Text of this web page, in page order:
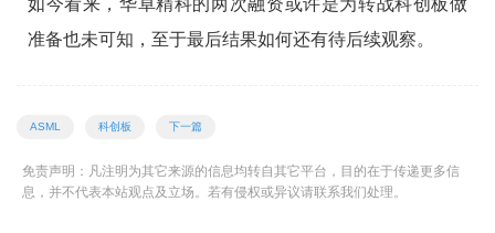
如今看来，华卓精科的两次融资或许是为转战科创板做
准备也未可知，至于最后结果如何还有待后续观察。
ASML 科创板 下一篇
免责声明：凡注明为其它来源的信息均转自其它平台，目的在于传递更多信
息，并不代表本站观点及立场。若有侵权或异议请联系我们处理。